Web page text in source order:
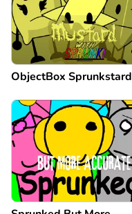
ObjectBox Sprunkstard